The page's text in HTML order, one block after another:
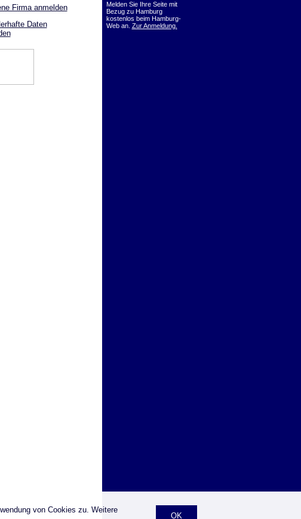
OK
von Cookies zu. Weitere
Firma anmelden
Daten
Melden Sie Ihre Seite mit
Bezug zu Hamburg
kostenlos beim Hamburg-
Web an. Zur Anmeldung.